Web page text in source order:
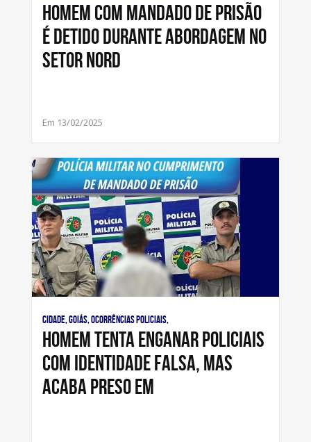
Homem com mandado de prisão
é detido durante abordagem no
Setor Nord
Em 13/02/2025
Cidade, Goiás, Ocorrências Policiais,
Homem tenta enganar policiais
com identidade falsa, mas
acaba preso em